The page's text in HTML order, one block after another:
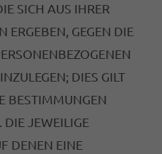
SICH AUS IHRER
ERGEBEN, GEGEN DIE
DIES GILT
BESTIMMUNGEN
DIE JEWEILIGE
DENEN EINE